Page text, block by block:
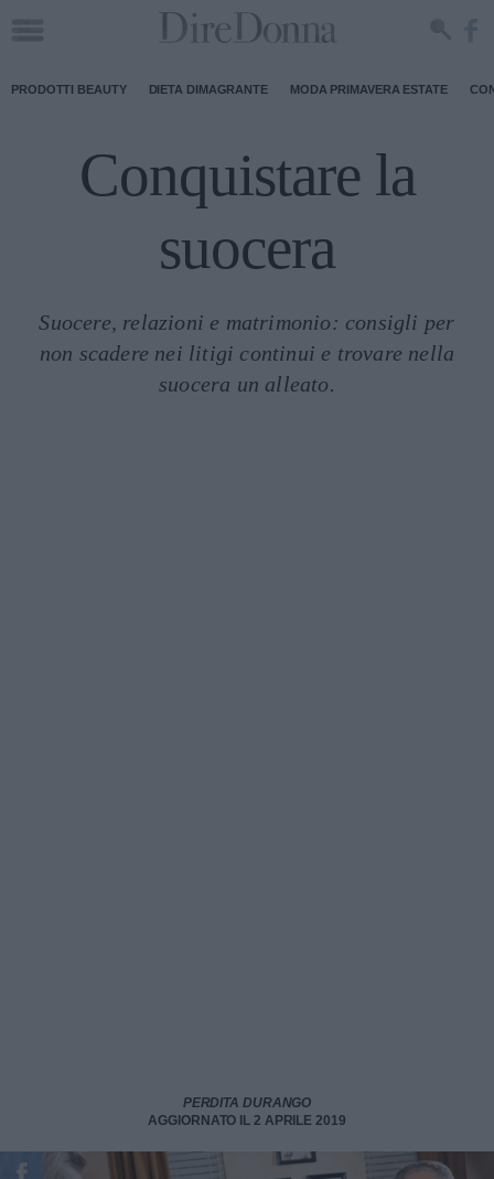
PRODOTTI BEAUTY DIETA DIMAGRANTE MODA PRIMAVERA ESTATE
Conquistare la
suocera
Suocere, relazioni e matrimonio: consigli per
non scadere nei litigi continui e trovare nella
suocera un alleato.
PERDITA DURANGO
AGGIORNATO IL 2 APRILE 2019